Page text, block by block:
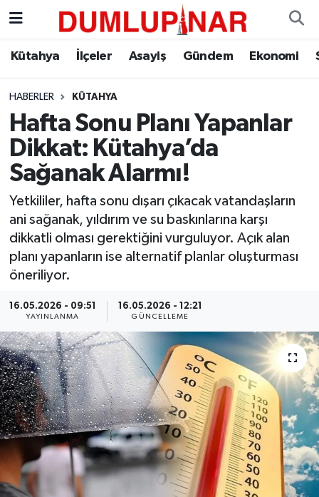
Kütahya İlçeler Asayiş Gündem Ekonomi
HABERLER KÜTAHYA
Hafta Sonu Planı Yapanlar
Dikkat: Kütahya’da
Sağanak Alarmı!
Yetkililer, hafta sonu dışarı çıkacak vatandaşların
ani sağanak, yıldırım ve su baskınlarına karşı
dikkatli olması gerektiğini vurguluyor. Açık alan
planı yapanların ise alternatif planlar oluşturması
öneriliyor.
16.05.2026 - 09:51
YAYINLANMA
16.05.2026 - 12:21
GÜNCELLEME
Asayiş
Diğer
Dünya
Eğitim
Ekonomi
Eleman
Emlak
Gündem
Haber
Haber İlanlar
Kültür-Sanat
Magazin
Resmi İlanlar
Kütahya Hava Durumu
Kütahya Trafik Yoğunluk Haritası
Süper Lig Puan Durumu ve Fikstür
Tüm Manşetler
Son Dakika Haberleri
Haber Arşivi